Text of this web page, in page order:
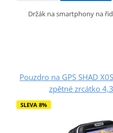
Držák na smartphony na
Pouzdro na GPS SHAD
zpětné zrcátko
SLEVA 8%